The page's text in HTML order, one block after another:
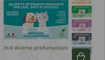
Scegli